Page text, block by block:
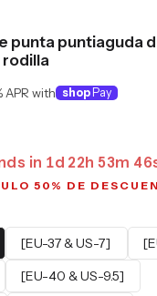
punta puntiaguda
rodilla
APR with shop Pay
in 1d 22h 53m 45
50% DE
[EU-37 & US-7]
[EU-40 & US-9.5]